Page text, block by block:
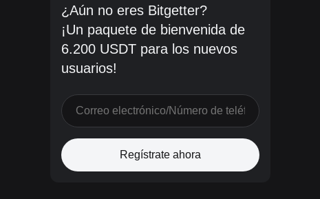
¿Aún no eres Bitgetter?
¡Un paquete de bienvenida de
6.200 USDT para los nuevos
usuarios!
Regístrate ahora